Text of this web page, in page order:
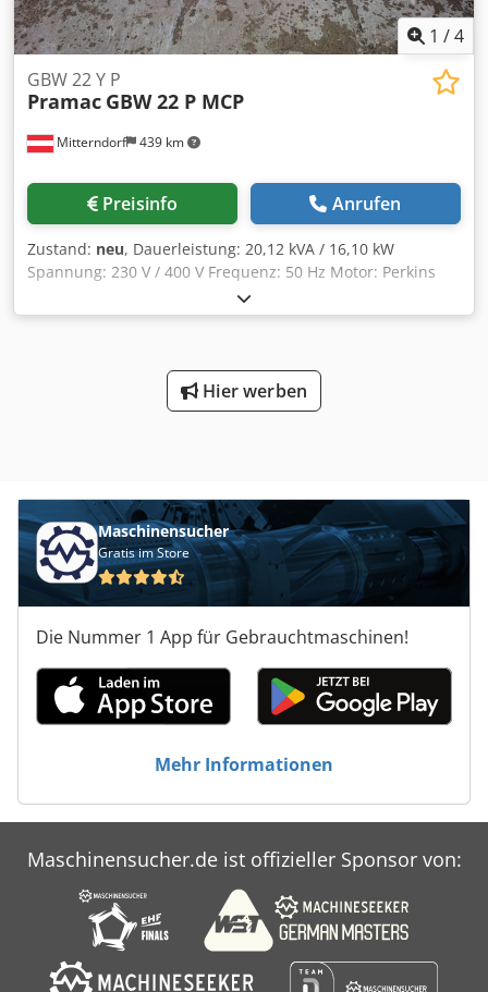
1 /4
Mitterndorf 439 km
GBW 22 Y P
Pramac GBW 22 P MCP
Preisinfo Anrufen
Zustand: neu, Dauerleistung: 20,12 kVA / 16,10 kW
Spannung: 230 V / 400 V Frequenz: 50 Hz Motor: Perkins
404J-22G Kraftstoff: Diesel Dkjdpfeq A T Euex Ah Nsr
Tankinhalt: 51 Liter Generator-Typ: Schutzklasse IP21,
Breite (mm):870 Höhe (mm):1072 Gewicht, trocken: 640 kg
Schlüsselstart Steckdosen: 1 x 32-A 400 V 1 x 16 A - 400 V 1
Hier werben
Maschinensucher
Gratis im Store
Die Nummer 1 App für Gebrauchtmaschinen!
Mehr Informationen
Maschinensucher.de ist offizieller Sponsor von: